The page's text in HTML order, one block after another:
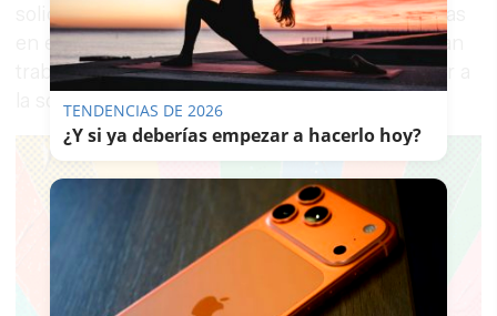
solicitud, sean demandantes de empleo, inscritas
en el Servicio Andaluz de Empleo y que no hayan
trabajado más de 90 días durante el año anterior a
la solicitud.
TENDENCIAS DE 2026
¿Y si ya deberías empezar a hacerlo hoy?